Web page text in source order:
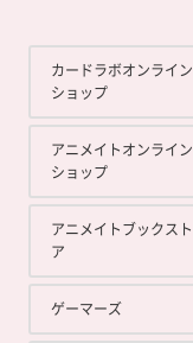
カードラボオンライン
ショップ
アニメイトオンライン
ショップ
アニメイトブックスト
ア
ゲーマーズ